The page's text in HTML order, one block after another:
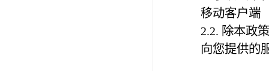
移动客户端
2.2. 除本政
向您提供的